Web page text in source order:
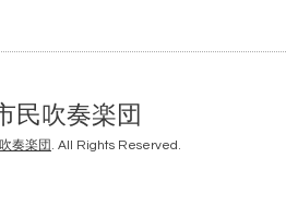
民吹奏楽団
奏楽団 . All Rights Reserved.